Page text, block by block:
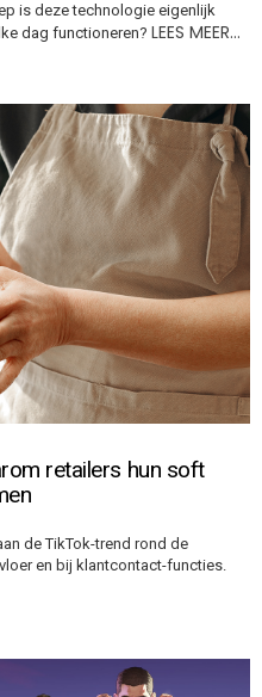
is deze technologie eigenlijk
dag functioneren? LEES MEER…
retailers hun soft
de TikTok-trend rond de
en bij klantcontact-functies.